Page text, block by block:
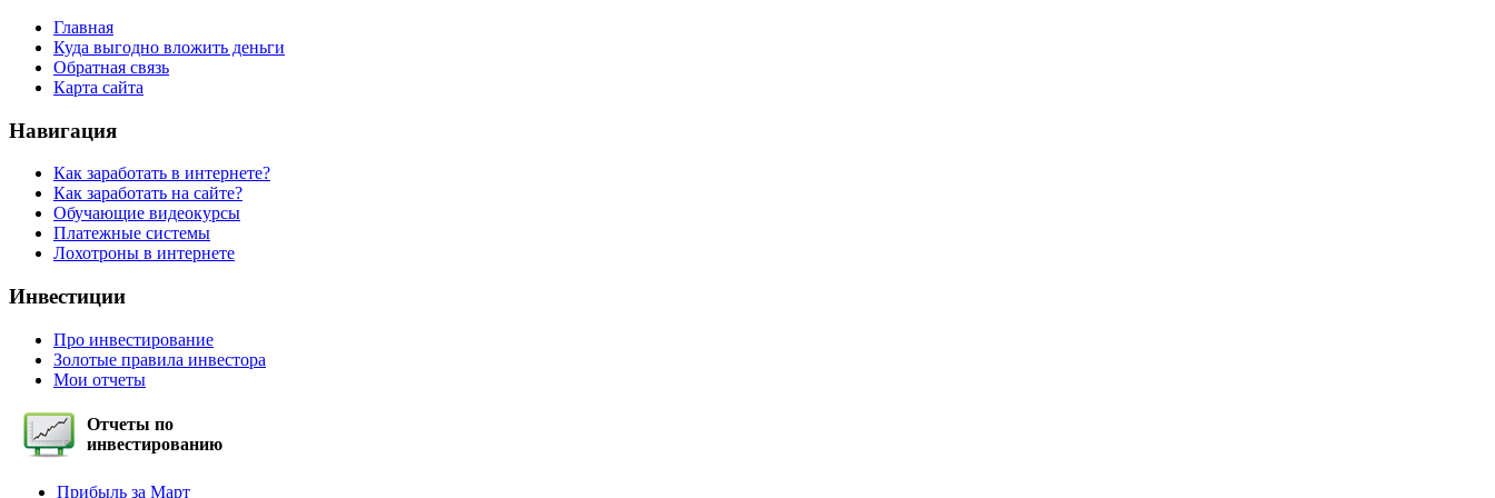
Главная
Куда выгодно вложить деньги
Обратная связь
Карта сайта
Навигация
Как заработать в интернете?
Как заработать на сайте?
Обучающие видеокурсы
Платежные системы
Лохотроны в интернете
Инвестиции
Про инвестирование
Золотые правила инвестора
Мои отчеты
Отчеты по
инвестированию
Прибыль за Март